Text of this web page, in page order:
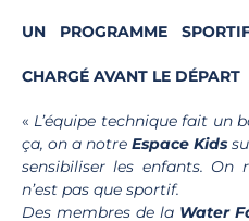
UN PROGRAMME
CHARGÉ AVANT LE DÉPART
« L’équipe technique fait un
ça, on a notre Espace Kids
sensibiliser les enfants.
n’est pas que sportif.
Des membres de la Water